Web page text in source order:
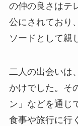
の仲の良さはテ
公にされており
ソードとして親
二人の出会いは
かけでした。そ
ン」などを通じ
食事や旅行に行